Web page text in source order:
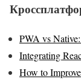
PWA vs
Integrating
How to